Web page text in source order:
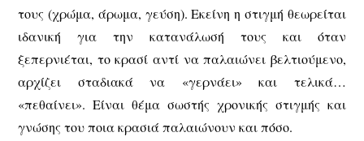
τους (χρώμα, άρωμα, γεύση). Εκείνη η στιγμή θεωρείται
ιδανική για την κατανάλωσή τους και όταν
ξεπερνιέται, το κρασί αντί να παλαιώνει βελτιούμενο,
αρχίζει σταδιακά να «γερνάει» και τελικά…
«πεθαίνει». Είναι θέμα σωστής χρονικής στιγμής και
γνώσης του ποια κρασιά παλαιώνουν και πόσο.